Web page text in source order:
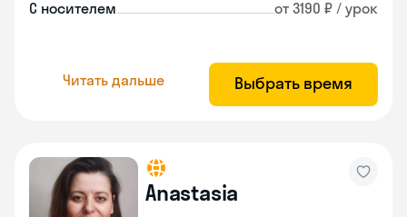
С носителем от 3190 ₽ / урок
Читать дальше Выбрать время
Anastasia